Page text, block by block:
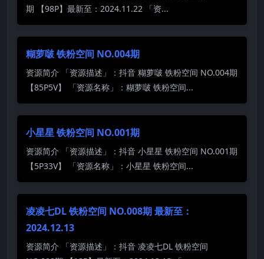
期 【98P】最新至：2024.11.22 「资...
糊萝啵 铁粉空间 NO.004期
资源简介 「资源描述」：抖音 糊萝啵 铁粉空间 NO.004期
【85P5V】 「资源名称」：糊萝啵 铁粉空间...
小星星 铁粉空间 NO.001期
资源简介 「资源描述」：抖音 小星星 铁粉空间 NO.001期
【5P33V】 「资源名称」：小星星 铁粉空间...
凌凌七DL 铁粉空间 NO.008期 最新至：
2024.12.13
资源简介 「资源描述」：抖音 凌凌七DL 铁粉空间